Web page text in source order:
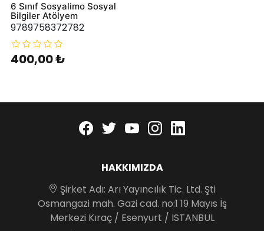
6 Sınıf Sosyalimo Sosyal
Bilgiler Atölyem
9789758372782
400,00 ₺
Facebook
twitteryoutubeinstagram
HAKKIMIZDA
Şirket Adı: Arı Yayıncılık Tic. Ltd. Şti
Osmangazi mah. Gazi cad. no:1 19 Mayıs İş
Merkezi Kıraç / Esenyurt / İSTANBUL